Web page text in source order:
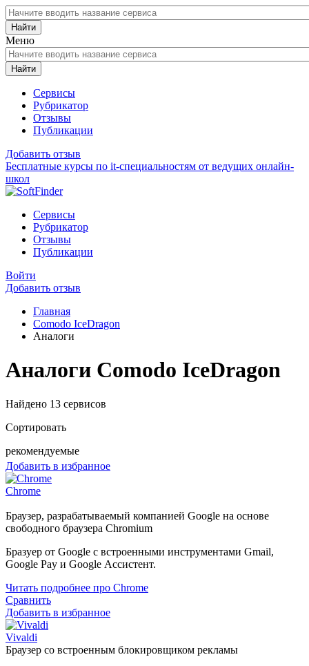
Найти
Меню
Найти
Сервисы
Рубрикатор
Отзывы
Публикации
Добавить отзыв
Бесплатные курсы по it-специальностям от ведущих онлайн-
школ
Сервисы
Рубрикатор
Отзывы
Публикации
Войти
Добавить отзыв
Главная
Comodo IceDragon
Аналоги
Аналоги Comodo IceDragon
Найдено 13 сервисов
Сортировать
рекомендуемые
Добавить в избранное
Chrome
Браузер, разрабатываемый компанией Google на основе
свободного браузера Chromium
Бразуер от Google с встроенными инструментами Gmail,
Google Pay и Google Ассистент.
Читать подробнее про Chrome
Сравнить
Добавить в избранное
Vivaldi
Браузер со встроенным блокировщиком рекламы